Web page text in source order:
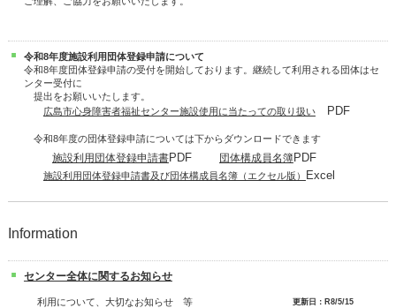
令和8年度施設利用団体登録申請について
令和8年度団体登録申請の受付を開始しております。継続して利用される団体はセ
ンター受付に
提出をお願いいたします。
広島市心身障害者福祉センター施設使用に当たっての取り扱いPDF
令和8年度の団体登録申請については下からダウンロードできます
施設利用団体登録申請書PDF 団体構成員名簿PDF
施設利用団体登録申請書及び団体構成員名簿（エクセル版） Excel
Information
センター全体に関するお知らせ
利用について、大切なお知らせ 等 更新日：R8/5/15